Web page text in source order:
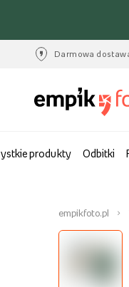
Darmowa
produkty Odbitki
empikfoto.pl